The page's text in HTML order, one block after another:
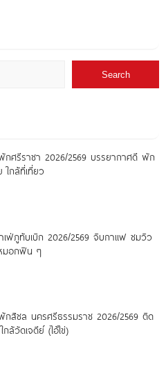
Search
กศรีราชา 2026/2569 บรรยากาศดี พัก
ใกล้ที่เที่ยว
เฟ่ภูทับเบิก 2026/2569 จิบกาแฟ ชมวิว
หมอกฟิน ๆ
กสิชล นครศรีธรรมราช 2026/2569 ติด
กล้วัดเจดีย์ (ไอ้ไข่)